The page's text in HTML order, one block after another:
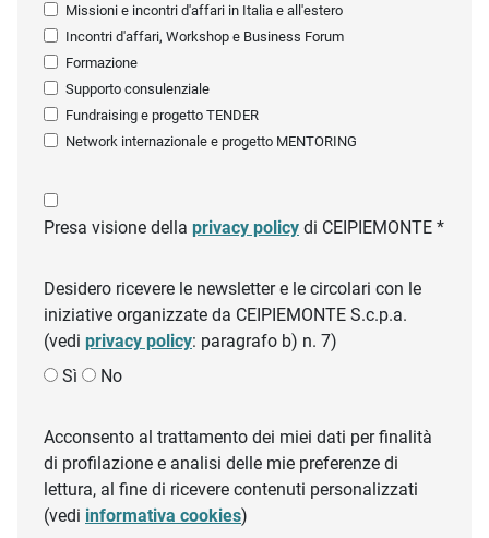
Missioni e incontri d'affari in Italia e all'estero
Incontri d'affari, Workshop e Business Forum
Formazione
Supporto consulenziale
Fundraising e progetto TENDER
Network internazionale e progetto MENTORING
Presa visione della privacy policy di CEIPIEMONTE *
Desidero ricevere le newsletter e le circolari con le
iniziative organizzate da CEIPIEMONTE S.c.p.a.
(vedi privacy policy: paragrafo b) n. 7)
Sì
No
Acconsento al trattamento dei miei dati per finalità
di profilazione e analisi delle mie preferenze di
lettura, al fine di ricevere contenuti personalizzati
(vedi informativa cookies)